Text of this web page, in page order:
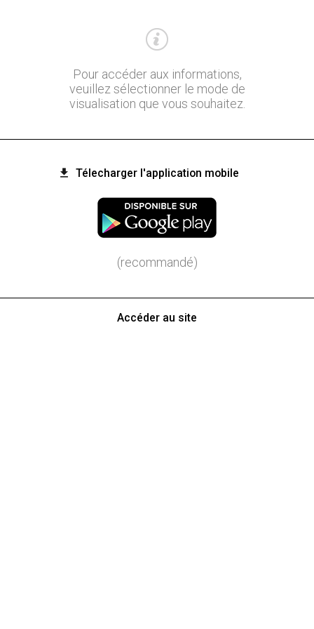
Pour accéder aux informations,
veuillez sélectionner le mode de
visualisation que vous souhaitez.
Télecharger l'application mobile
(recommandé)
Accéder au site